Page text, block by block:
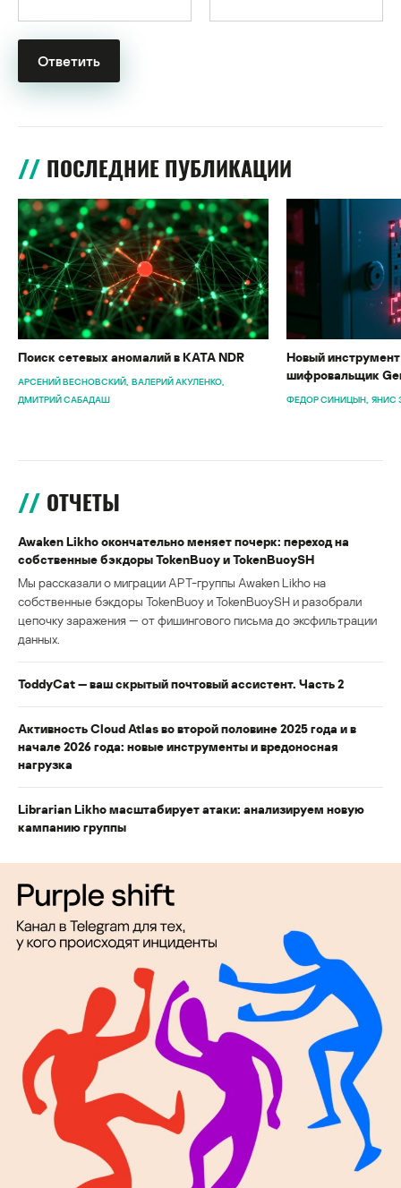
ПОСЛЕДНИЕ ПУБЛИКАЦИИ
Поиск сетевых аномалий в KATA NDR
АРСЕНИЙ ВЕСНОВСКИЙ ВАЛЕРИЙ АКУЛЕНКО
ДМИТРИЙ САБАДАШ
Новый
шифровальщик
ФЕДОР СИНИЦЫН ЯНИС
ОТЧЕТЫ
Awaken Likho окончательно меняет почерк: переход на
собственные бэкдоры TokenBuoy и TokenBuoySH
Мы рассказали о миграции APT-группы Awaken Likho на
собственные бэкдоры TokenBuoy и TokenBuoySH и разобрали
цепочку заражения — от фишингового письма до эксфильтрации
данных.
ToddyCat — ваш скрытый почтовый ассистент. Часть 2
Активность Cloud Atlas во второй половине 2025 года и в
начале 2026 года: новые инструменты и вредоносная
нагрузка
Librarian Likho масштабирует атаки: анализируем новую
кампанию группы